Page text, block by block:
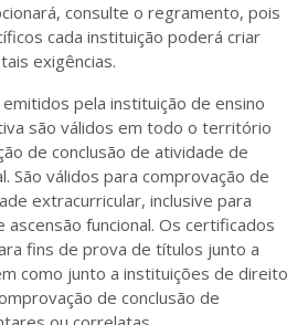
consulte o regramento, pois
cada instituição poderá criar
exigências.
pela instituição de ensino
são válidos em todo o território
de conclusão de atividade de
São válidos para comprovação de
extracurricular, inclusive para
funcional. Os certificados
fins de prova de títulos junto a
como junto a instituições de direito
de conclusão de